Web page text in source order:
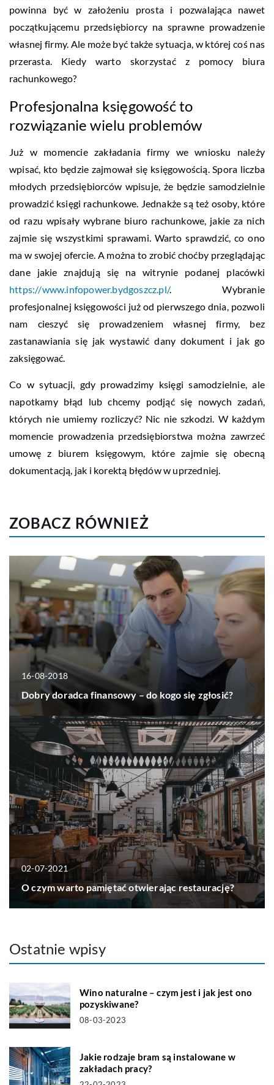
powinna być w założeniu prosta i pozwalająca nawet
początkującemu przedsiębiorcy na sprawne prowadzenie
własnej firmy. Ale może być także sytuacja, w której coś nas
przerasta. Kiedy warto skorzystać z pomocy biura
rachunkowego?
Profesjonalna księgowość to
rozwiązanie wielu problemów
Już w momencie zakładania firmy we wniosku należy
wpisać, kto będzie zajmował się księgowością. Spora liczba
młodych przedsiębiorców wpisuje, że będzie samodzielnie
prowadzić księgi rachunkowe. Jednakże są też osoby, które
od razu wpisały wybrane biuro rachunkowe, jakie za nich
zajmie się wszystkimi sprawami. Warto sprawdzić, co ono
ma w swojej ofercie. A można to zrobić choćby przeglądając
dane jakie znajdują się na witrynie podanej placówki
https://www.infopower.bydgoszcz.pl/. Wybranie
profesjonalnej księgowości już od pierwszego dnia, pozwoli
nam cieszyć się prowadzeniem własnej firmy, bez
zastanawiania się jak wystawić dany dokument i jak go
zaksięgować.
Co w sytuacji, gdy prowadzimy księgi samodzielnie, ale
napotkamy błąd lub chcemy podjąć się nowych zadań,
których nie umiemy rozliczyć? Nic nie szkodzi. W każdym
momencie prowadzenia przedsiębiorstwa można zawrzeć
umowę z biurem księgowym, które zajmie się obecną
dokumentacją, jak i korektą błędów w uprzedniej.
ZOBACZ RÓWNIEŻ
16-08-2018
Dobry doradca finansowy – do kogo się zgłosić?
02-07-2021
O czym warto pamiętać otwierając restaurację?
Ostatnie wpisy
Wino naturalne – czym jest i jak jest ono
pozyskiwane?
08-03-2023
Jakie rodzaje bram są instalowane w
zakładach pracy?